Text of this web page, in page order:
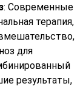
: Современные
терапия,
для
результаты,